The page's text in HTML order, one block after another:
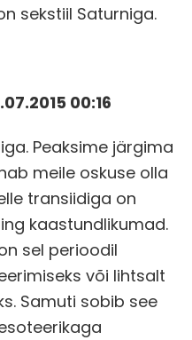
sekstiil Saturniga.
00:16
Peaksime järgima
meile oskuse olla
transiidiga on
kaastundlikumad.
sel perioodil
või lihtsalt
Samuti sobib see